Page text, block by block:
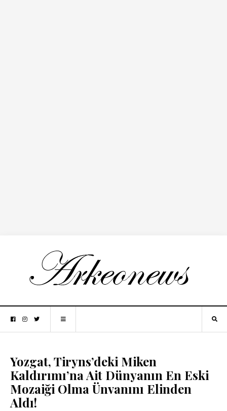
Yozgat, Tiryns’deki Miken
Kaldırımı’na Ait Dünyanın En Eski
Mozaiği Olma Ünvanını Elinden
Aldı!